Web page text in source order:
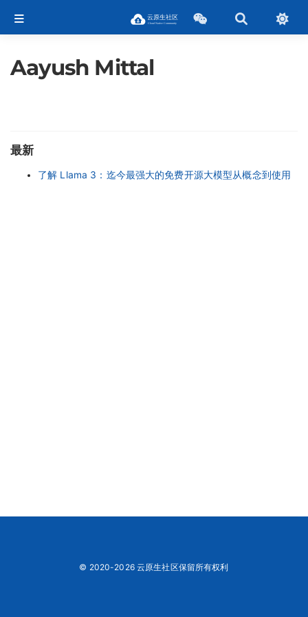
Aayush Mittal
最新
了解 Llama 3：迄今最强大的免费开源大模型从概念到使用
© 2020-2026 云原生社区保留所有权利